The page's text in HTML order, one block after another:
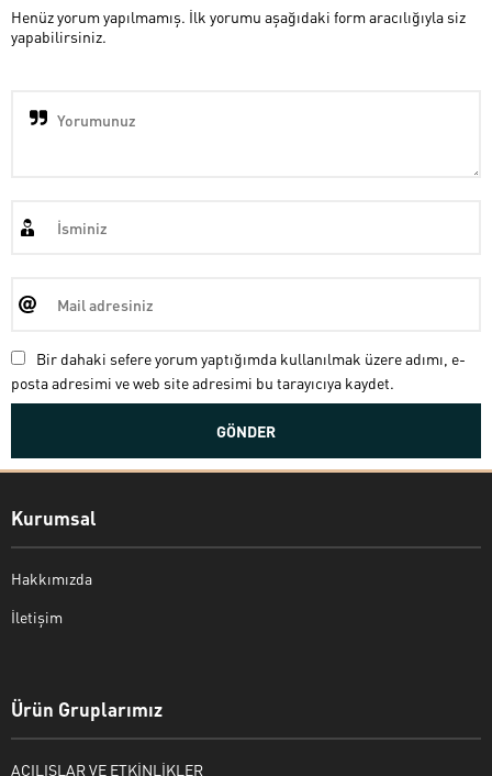
Henüz yorum yapılmamış. İlk yorumu aşağıdaki form aracılığıyla siz
yapabilirsiniz.
Bir dahaki sefere yorum yaptığımda kullanılmak üzere adımı, e-
posta adresimi ve web site adresimi bu tarayıcıya kaydet.
Kurumsal
Hakkımızda
İletişim
Ürün Gruplarımız
AÇILIŞLAR VE ETKİNLİKLER